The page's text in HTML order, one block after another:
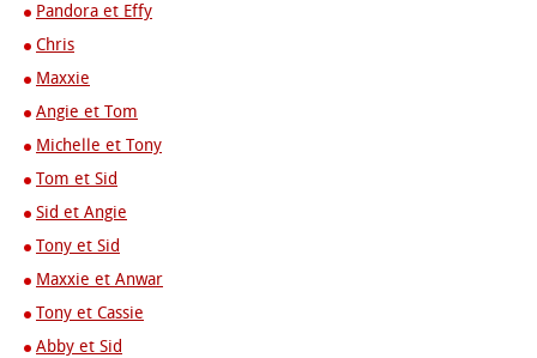
Pandora et Effy
Chris
Maxxie
Angie et Tom
Michelle et Tony
Tom et Sid
Sid et Angie
Tony et Sid
Maxxie et Anwar
Tony et Cassie
Abby et Sid